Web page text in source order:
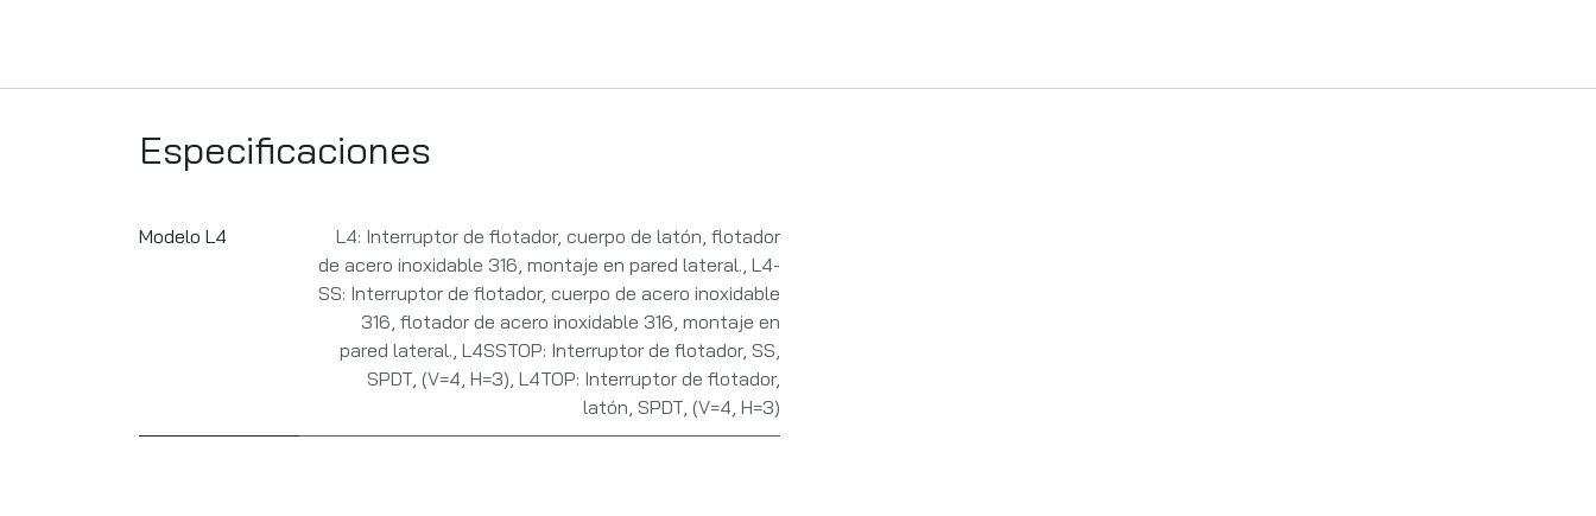
Especificaciones
Modelo L4
L4: Interruptor de flotador, cuerpo de latón, flotador
de acero inoxidable 316, montaje en pared lateral., L4-
SS: Interruptor de flotador, cuerpo de acero inoxidable
316, flotador de acero inoxidable 316, montaje en
pared lateral., L4SSTOP: Interruptor de flotador, SS,
SPDT, (V=4, H=3), L4TOP: Interruptor de flotador,
latón, SPDT, (V=4, H=3)